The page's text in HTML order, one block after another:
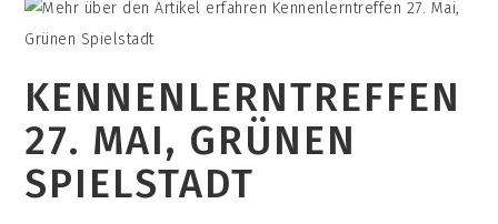
KENNENLERNTREFFEN
27. MAI, GRÜNEN
SPIELSTADT